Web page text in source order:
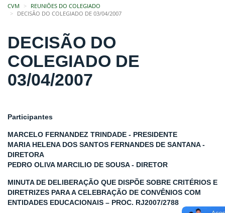
CVM
REUNIÕES DO COLEGIADO
DECISÃO DO COLEGIADO DE 03/04/2007
DECISÃO DO
COLEGIADO DE
03/04/2007
Participantes
MARCELO FERNANDEZ TRINDADE - PRESIDENTE
MARIA HELENA DOS SANTOS FERNANDES DE SANTANA -
DIRETORA
PEDRO OLIVA MARCILIO DE SOUSA - DIRETOR
MINUTA DE DELIBERAÇÃO QUE DISPÕE SOBRE CRITÉRIOS E
DIRETRIZES PARA A CELEBRAÇÃO DE CONVÊNIOS COM
ENTIDADES EDUCACIONAIS – PROC. RJ2007/2788